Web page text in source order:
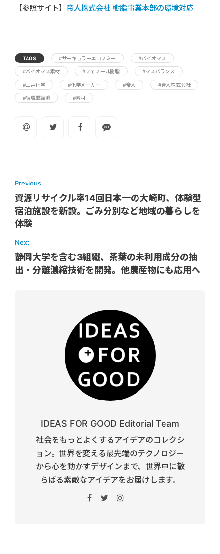
【参照サイト】 帝人株式会社 樹脂事業本部の環境対応
TAGS #サーキュラーエコノミー #バイオマス
#バイオマス素材 #フェノール樹脂 #マスバランス
#三井化学 #化学メーカー #帝人 #帝人株式会社
#循環型経済 #素材
Previous
資源リサイクル率14回日本一の大崎町、体験型
宿泊施設を新設。ごみ分別など地域の暮らしを
体験
Next
静岡大学を含む3組織、茶葉の未利用成分の抽
出・分離濃縮技術を開発。他農産物にも応用へ
IDEAS FOR GOOD Editorial Team
社会をもっとよくするアイデアのコレクシ
ョン。世界を変える最先端のテクノロジー
から心を動かすデザインまで、世界中に散
らばる素敵なアイデアをお届けします。